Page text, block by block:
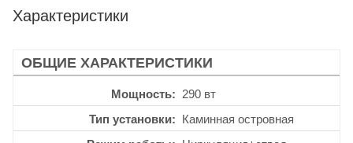
Характеристики
ОБЩИЕ ХАРАКТЕРИСТИКИ
Мощность
290 вт
Тип установки
Каминная островная